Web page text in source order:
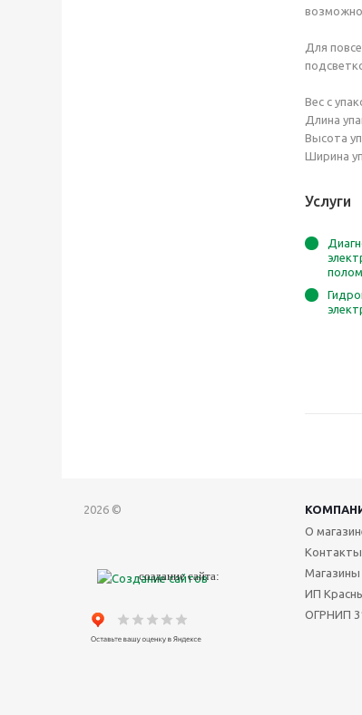
Для
Вес с
Длина
Высота
Ширина
Услуги
2026 ©
создание сайта:
О
Контакты
Магазины
ИП
ОГРНИП